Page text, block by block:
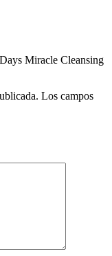
Miracle Cleansing
Los campos